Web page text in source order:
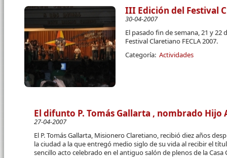
III Edición del Festival
30-04-2007
El pasado fin de semana, 21 y
Festival Claretiano FECLA 2007.
Categoría: Actividades
El difunto P. Tomás Gallarta , nombrado Hijo
27-04-2007
El P. Tomás Gallarta, Misionero Claretiano, recibió diez años
la ciudad a la que entregó medio siglo de su vida al recibir el
sencillo acto celebrado en el antiguo salón de plenos de la Casa